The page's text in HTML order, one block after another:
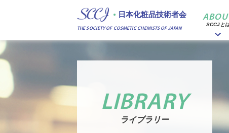
日本化粧品技術者会
THE SOCIETY OF COSMETIC CHEMISTS OF JAPAN
SCCJと
LIBRARY
ライブラリー